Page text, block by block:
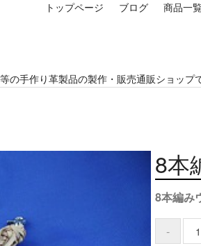
トップページ ブログ 商品一
手作り革製品の製作・販売通販ショップ
8本
8本編み